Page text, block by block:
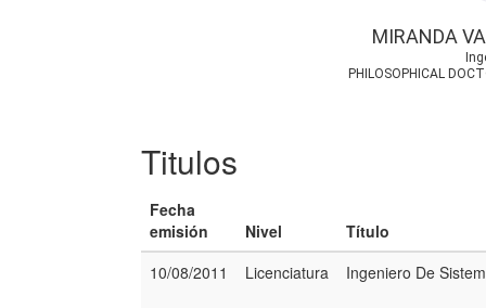
MIRANDA
PHILOSOPHICAL
Titulos
Fecha
emisión
Nivel
Título
10/08/2011
Licenciatura Ingeniero De